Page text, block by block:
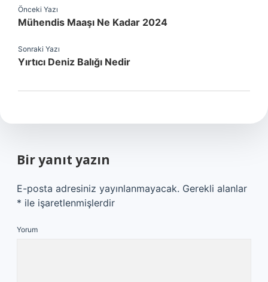
Önceki Yazı
Mühendis Maaşı Ne Kadar 2024
Sonraki Yazı
Yırtıcı Deniz Balığı Nedir
Bir yanıt yazın
E-posta adresiniz yayınlanmayacak. Gerekli alanlar
* ile işaretlenmişlerdir
Yorum